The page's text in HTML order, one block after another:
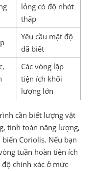
lỏng có độ nhớt
thấp
Yêu cầu mật độ
đã biết
Các vòng lặp
tiện ích khối
lượng lớn
cần biết lượng vật
tính toán năng lượng,
Coriolis. Nếu bạn
tuần hoàn tiện ích
chính xác ở mức